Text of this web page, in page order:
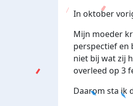
In oktober
Mijn moeder
perspectief en
niet bij wat zij
overleed op 3
Daarom sta ik